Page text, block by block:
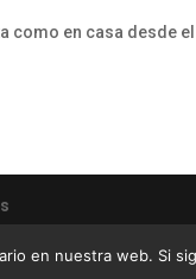
como en casa desde
en nuestra web. Si